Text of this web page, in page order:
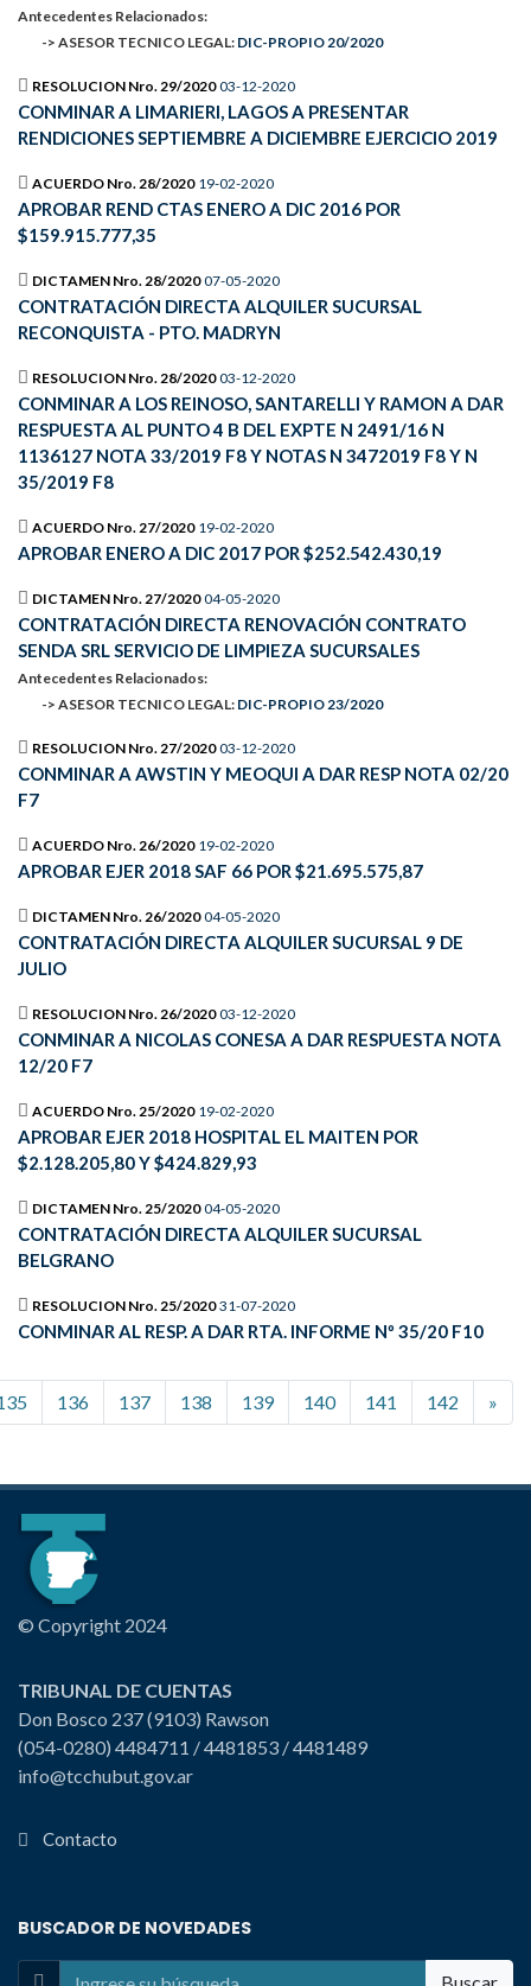
Antecedentes Relacionados:
-> ASESOR TECNICO LEGAL: DIC-PROPIO 20/2020
RESOLUCION Nro. 29/2020 03-12-2020
CONMINAR A LIMARIERI, LAGOS A PRESENTAR
RENDICIONES SEPTIEMBRE A DICIEMBRE EJERCICIO 2019
ACUERDO Nro. 28/2020 19-02-2020
APROBAR REND CTAS ENERO A DIC 2016 POR
$159.915.777,35
DICTAMEN Nro. 28/2020 07-05-2020
CONTRATACIÓN DIRECTA ALQUILER SUCURSAL
RECONQUISTA - PTO. MADRYN
RESOLUCION Nro. 28/2020 03-12-2020
CONMINAR A LOS REINOSO, SANTARELLI Y RAMON A DAR
RESPUESTA AL PUNTO 4 B DEL EXPTE N 2491/16 N
1136127 NOTA 33/2019 F8 Y NOTAS N 3472019 F8 Y N
35/2019 F8
ACUERDO Nro. 27/2020 19-02-2020
APROBAR ENERO A DIC 2017 POR $252.542.430,19
DICTAMEN Nro. 27/2020 04-05-2020
CONTRATACIÓN DIRECTA RENOVACIÓN CONTRATO
SENDA SRL SERVICIO DE LIMPIEZA SUCURSALES
Antecedentes Relacionados:
-> ASESOR TECNICO LEGAL: DIC-PROPIO 23/2020
RESOLUCION Nro. 27/2020 03-12-2020
CONMINAR A AWSTIN Y MEOQUI A DAR RESP NOTA 02/20
F7
ACUERDO Nro. 26/2020 19-02-2020
APROBAR EJER 2018 SAF 66 POR $21.695.575,87
DICTAMEN Nro. 26/2020 04-05-2020
CONTRATACIÓN DIRECTA ALQUILER SUCURSAL 9 DE
JULIO
RESOLUCION Nro. 26/2020 03-12-2020
CONMINAR A NICOLAS CONESA A DAR RESPUESTA NOTA
12/20 F7
ACUERDO Nro. 25/2020 19-02-2020
APROBAR EJER 2018 HOSPITAL EL MAITEN POR
$2.128.205,80 Y $424.829,93
DICTAMEN Nro. 25/2020 04-05-2020
CONTRATACIÓN DIRECTA ALQUILER SUCURSAL
BELGRANO
RESOLUCION Nro. 25/2020 31-07-2020
CONMINAR AL RESP. A DAR RTA. INFORME Nº 35/20 F10
136 137 138 139 140 141 142 »
© Copyright 2024
TRIBUNAL DE CUENTAS
Don Bosco 237 (9103) Rawson
(054-0280) 4484711 / 4481853 / 4481489
info@tcchubut.gov.ar
Contacto
BUSCADOR DE NOVEDADES